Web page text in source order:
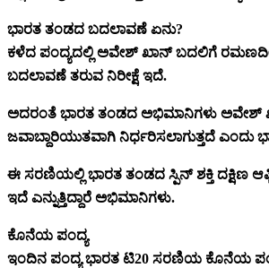
ಭಾರತ ತಂಡದ ಬದಲಾವಣೆ ಏನು?
ಕಳೆದ ಪಂದ್ಯದಲ್ಲಿ ಅವೇಶ್ ಖಾನ್ ಬದಲಿಗೆ
ಬದಲಾವಣೆ ತರುವ ನಿರೀಕ್ಷೆ ಇದೆ.
ಅದರಂತೆ ಭಾರತ ತಂಡದ ಅಭಿಮಾನಿಗಳು ಅವೇಶ್ ಖಾನ್
ಜವಾಬ್ದಾರಿಯುತವಾಗಿ ನಿರ್ಧರಿಸಲಾಗುತ್ತದೆ ಎಂದು
ಈ ಸರಣಿಯಲ್ಲಿ ಭಾರತ ತಂಡದ ಸ್ಪಿನ್ ಶಕ್ತಿ ದಕ್ಷಿಣ
ಇದೆ ಎನ್ನುತ್ತಿದ್ದಾರೆ ಅಭಿಮಾನಿಗಳು.
ಕೊನೆಯ ಪಂದ್ಯ
ಇಂದಿನ ಪಂದ್ಯ ಭಾರತ ಟಿ20 ಸರಣಿಯ ಕೊನೆಯ